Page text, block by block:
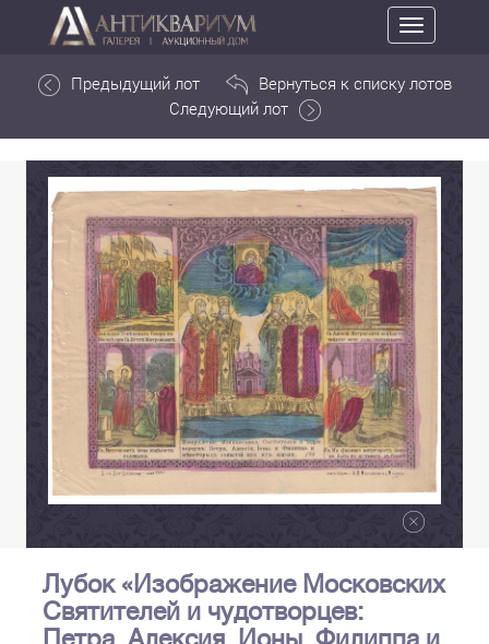
Toggle
navigation
Предыдущий лот
Вернуться к списку лотов
Следующий лот
Лубок «Изображение Московских
Святителей и чудотворцев: